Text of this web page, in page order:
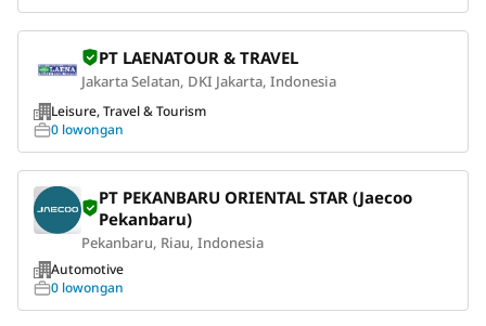
PT LAENATOUR & TRAVEL
Jakarta Selatan, DKI Jakarta, Indonesia
Leisure, Travel & Tourism
0 lowongan
PT PEKANBARU ORIENTAL STAR (Jaecoo
Pekanbaru)
Pekanbaru, Riau, Indonesia
Automotive
0 lowongan